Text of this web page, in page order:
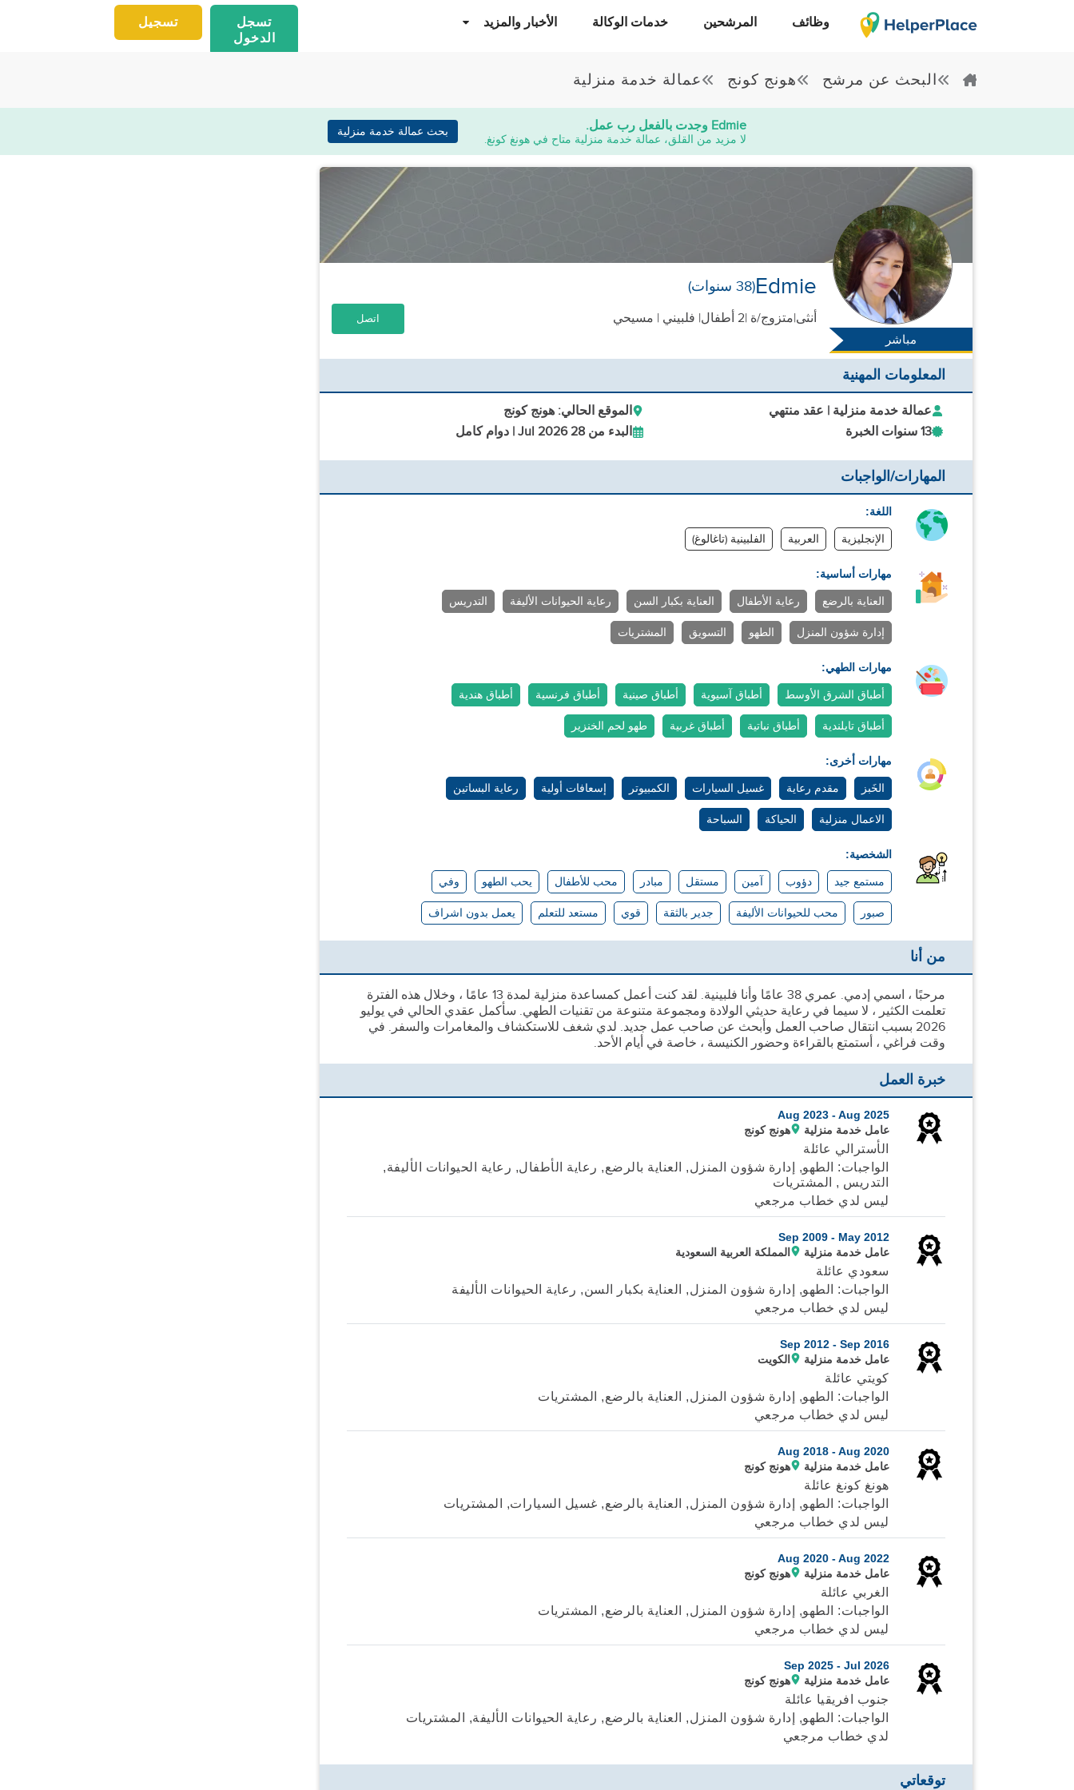
وظائف المرشحين خدمات الوكالة الأخبار والمزيد تسجيل
تسجل
الدخول
البحث عن مرشح هونج كونج عمالة خدمة منزلية
Edmie وجدت بالفعل رب عمل.
لا مزيد من القلق، عمالة خدمة منزلية متاح في هونغ كونغ.
بحث عمالة خدمة منزلية
مباشر
Edmie(38 سنوات)
أنثى|متزوج/ة |2 أطفال | فلبيني | مسيحي اتصل
المعلومات المهنية
عمالة خدمة منزلية | عقد منتهي
الموقع الحالي: هونج كونج
13 سنوات الخبرة
البدء من 28 Jul 2026 | دوام كامل
المهارات/الواجبات
اللغة:
الإنجليزية العربية الفلبينية (تاغالوغ)
مهارات أساسية:
العناية بالرضع رعاية الأطفال العناية بكبار السن رعاية الحيوانات الأليفة التدريس
إدارة شؤون المنزل الطهو التسويق المشتريات
مهارات الطهي:
أطباق الشرق الأوسط أطباق آسيوية أطباق صينية أطباق فرنسية أطباق هندية
أطباق تايلندية أطباق نباتية أطباق غربية طهو لحم الخنزير
مهارات أخرى:
الخَبز مقدم رعاية غسيل السيارات الكمبيوتر إسعافات أولية رعاية البساتين
الاعمال منزلية الحياكة السباحة
الشخصية:
مستمع جيد دؤوب آمين مستقل مبادر محب للأطفال يحب الطهو وفي
صبور محب للحيوانات الأليفة جدير بالثقة قوي مستعد للتعلم يعمل بدون اشراف
من أنا
مرحبًا ، اسمي إدمي. عمري 38 عامًا وأنا فلبينية. لقد كنت أعمل كمساعدة منزلية لمدة 13 عامًا ، وخلال هذه الفترة
تعلمت الكثير ، لا سيما في رعاية حديثي الولادة ومجموعة متنوعة من تقنيات الطهي. سأكمل عقدي الحالي في يوليو
2026 بسبب انتقال صاحب العمل وأبحث عن صاحب عمل جديد. لدي شغف للاستكشاف والمغامرات والسفر. في
وقت فراغي ، أستمتع بالقراءة وحضور الكنيسة ، خاصة في أيام الأحد.
خبرة العمل
Aug 2023 -Aug 2025
عامل خدمة منزلية
هونج كونج
الأسترالي عائلة
الواجبات: الطهو, إدارة شؤون المنزل, العناية بالرضع, رعاية الأطفال, رعاية الحيوانات الأليفة,
التدريس , المشتريات
ليس لدي خطاب مرجعي
Sep 2009 - May 2012
عامل خدمة منزلية
المملكة العربية السعودية
سعودي عائلة
الواجبات: الطهو, إدارة شؤون المنزل, العناية بكبار السن, رعاية الحيوانات الأليفة
ليس لدي خطاب مرجعي
Sep 2012 - Sep 2016
عامل خدمة منزلية
الكويت
كويتي عائلة
الواجبات: الطهو, إدارة شؤون المنزل, العناية بالرضع, المشتريات
ليس لدي خطاب مرجعي
Aug 2018 -Aug 2020
عامل خدمة منزلية
هونج كونج
هونغ كونغ عائلة
الواجبات: الطهو, إدارة شؤون المنزل, العناية بالرضع, غسيل السيارات, المشتريات
ليس لدي خطاب مرجعي
Aug 2020 -Aug 2022
عامل خدمة منزلية
هونج كونج
الغربي عائلة
الواجبات: الطهو, إدارة شؤون المنزل, العناية بالرضع, المشتريات
ليس لدي خطاب مرجعي
Sep 2025 - Jul 2026
عامل خدمة منزلية
هونج كونج
جنوب افريقيا عائلة
الواجبات: الطهو, إدارة شؤون المنزل, العناية بالرضع, رعاية الحيوانات الأليفة, المشتريات
لدي خطاب مرجعي
توقعاتي